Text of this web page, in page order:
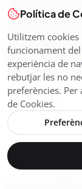
EL GEOPARC
PER ALS PR...
Novembre 11, 2025
El Geoparc
nou Pla Direc...
Política de
Utilitzem
funcionament
experiència de
rebutjar les no
preferències.
de Cookies.